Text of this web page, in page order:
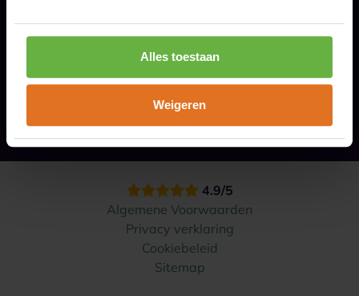
Alles toestaan
Weigeren
Onze opslaglocaties
Hoe werkt het?
4.9/5
Algemene Voorwaarden
Privacy verklaring
Cookiebeleid
Sitemap